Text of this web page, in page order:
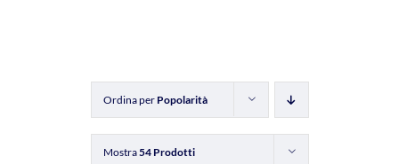
Ordina per Popolarità
Mostra54 Prodotti